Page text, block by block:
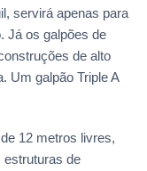
servirá apenas para
Já os galpões de
de alto
Um galpão Triple A
12 metros livres,
estruturas de